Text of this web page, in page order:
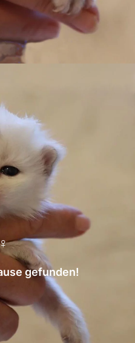
gefunden!